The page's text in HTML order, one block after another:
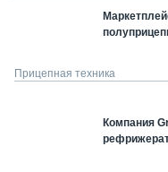
Прицепная техника
Компания